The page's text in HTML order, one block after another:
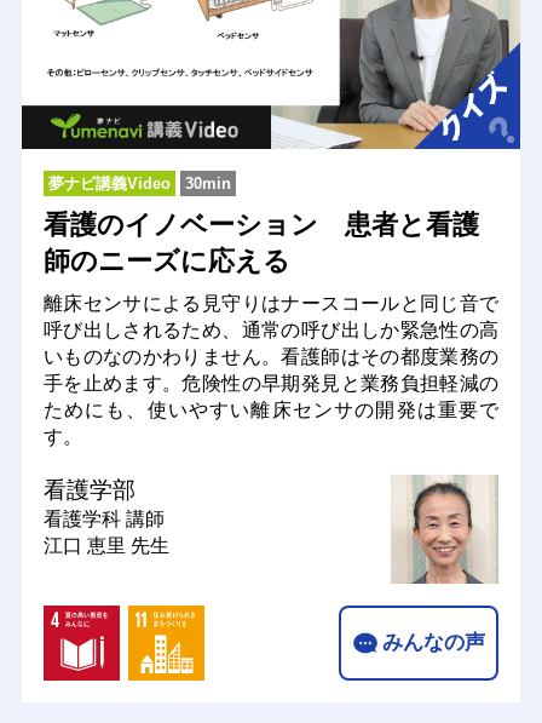
夢ナビ講義Video 30min
看護のイノベーション 患者と看護
師のニーズに応える
離床センサによる見守りはナースコールと同じ音で
呼び出しされるため、通常の呼び出しか緊急性の高
いものなのかわりません。看護師はその都度業務の
手を止めます。危険性の早期発見と業務負担軽減の
ためにも、使いやすい離床センサの開発は重要で
す。
看護学部
看護学科 講師
江口 恵里 先生
みんなの声